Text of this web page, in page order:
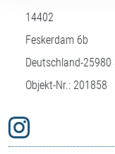
14402
Feskerdam 6b
Deutschland-25980
Objekt-Nr.: 201858